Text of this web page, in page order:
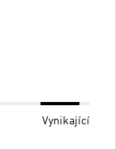
Vynikající